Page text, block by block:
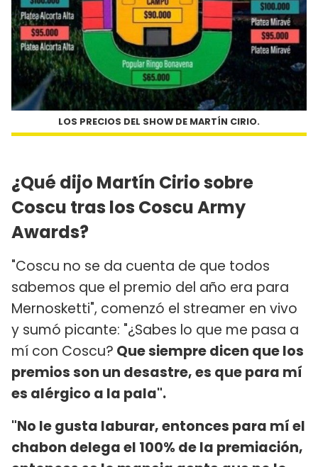
LOS PRECIOS DEL SHOW DE MARTÍN CIRIO.
¿Qué dijo Martín Cirio sobre
Coscu tras los Coscu Army
Awards?
"Coscu no se da cuenta de que todos
sabemos que el premio del año era para
Mernosketti", comenzó el streamer en vivo
y sumó picante: "¿Sabes lo que me pasa a
mí con Coscu? Que siempre dicen que los
premios son un desastre, es que para mí
es alérgico a la pala".
"No le gusta laburar, entonces para mí el
chabon delega el 100% de la premiación,